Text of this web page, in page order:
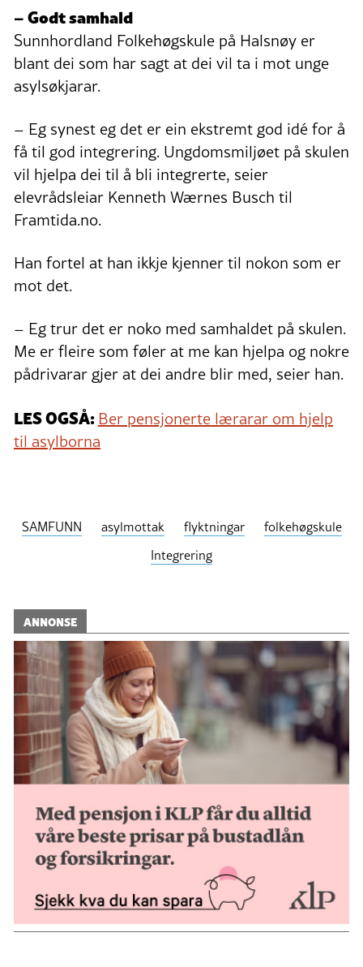
– Godt samhald
Sunnhordland Folkehøgskule på Halsnøy er
blant dei som har sagt at dei vil ta i mot unge
asylsøkjarar.
– Eg synest eg det er ein ekstremt god idé for å
få til god integrering. Ungdomsmiljøet på skulen
vil hjelpa dei til å bli integrerte, seier
elevrådsleiar Kenneth Wærnes Busch til
Framtida.no.
Han fortel at han ikkje kjenner til nokon som er
mot det.
– Eg trur det er noko med samhaldet på skulen.
Me er fleire som føler at me kan hjelpa og nokre
pådrivarar gjer at dei andre blir med, seier han.
LES OGSÅ: Ber pensjonerte lærarar om hjelp
til asylborna
SAMFUNN asylmottak flyktningar
folkehøgskule
Integrering
ANNONSE